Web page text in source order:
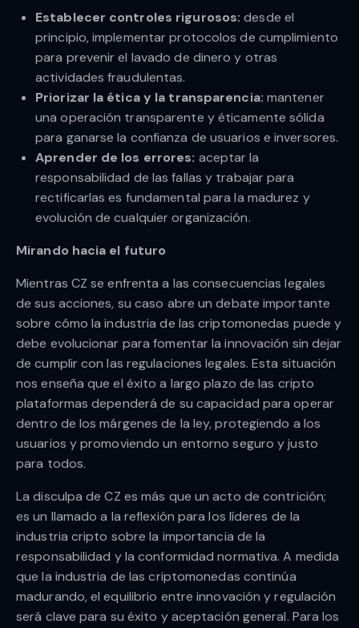
Establecer controles rigurosos: desde el
principio, implementar protocolos de cumplimiento
para prevenir el lavado de dinero y otras
actividades fraudulentas.
Priorizar la ética y la transparencia: mantener
una operación transparente y éticamente sólida
para ganarse la confianza de usuarios e inversores.
Aprender de los errores: aceptar la
responsabilidad de las fallas y trabajar para
rectificarlas es fundamental para la madurez y
evolución de cualquier organización.
Mirando hacia el futuro
Mientras CZ se enfrenta a las consecuencias legales
de sus acciones, su caso abre un debate importante
sobre cómo la industria de las criptomonedas puede y
debe evolucionar para fomentar la innovación sin dejar
de cumplir con las regulaciones legales. Esta situación
nos enseña que el éxito a largo plazo de las cripto
plataformas dependerá de su capacidad para operar
dentro de los márgenes de la ley, protegiendo a los
usuarios y promoviendo un entorno seguro y justo
para todos.
La disculpa de CZ es más que un acto de contrición;
es un llamado a la reflexión para los líderes de la
industria cripto sobre la importancia de la
responsabilidad y la conformidad normativa. A medida
que la industria de las criptomonedas continúa
madurando, el equilibrio entre innovación y regulación
será clave para su éxito y aceptación general. Para los